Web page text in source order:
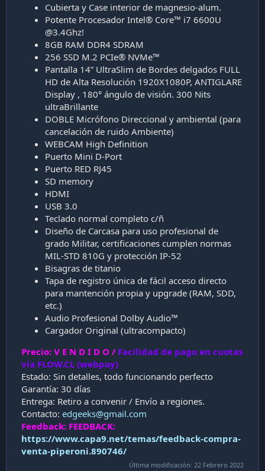
Cubierta y Case interior de magnesio-alum.
Potente Procesador Intel® Core™ i7 6600U
@3.4Ghz!
8GB RAM DDR4 SDRAM
256 SSD M.2 PCIe® NVMe™
Pantalla 14” UltraSlim de Bordes delgados FULL
HD de Alta Resolución 1920X1080P, ANTIGLARE
Display , 180° ángulo de visión. 300 Nits
ultraBrillante
DOBLE Micrófono Direccional y ambiental (para
cancelación de ruido Ambiente)
WEBCAM High Definition
Puerto Mini D-Port
Puerto RED RJ45
SD memory
HDMI
USB 3.0
Teclado normal completo c/ñ
Diseño de Carcasa para uso profesional de
grado Militar, certificaciones cumplen normas
MIL-STD 810G y protección IP-52
Bisagras de titanio
Tapa de registro única de fácil acceso directo
para mantención propia y upgrade (RAM, SDD,
etc.)
Audio Profesional Dolby Audio™
Cargador Original (ultracompacto)
Precio: V E N D I D O / Facilidad de pago en cuotas
vía FLOW.CL (webpay)
Estado: Sin detalles, todo funcionando perfecto
Garantía: 30 días
Entrega: Retiro a convenir / Envío a regiones.
Contacto: edgeeks@gmail.com
Feedback: FEEDBACK:
https://www.capa9.net/temas/feedback-compra-
venta-piperoni.890746/
Última modificación: 22 Febrero 2022